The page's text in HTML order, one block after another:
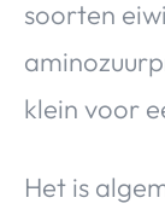
soorten
klein voor
Het is